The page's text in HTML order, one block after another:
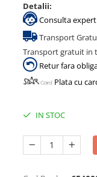
Detalii:
Consulta
Transport
Transport gratuit in
Retur fara
Plata cu
IN STOC